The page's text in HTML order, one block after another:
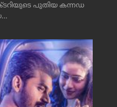
പുതിയ കന്നഡ